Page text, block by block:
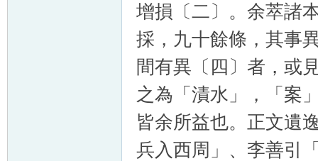
增損〔二〕。余萃諸
採，九十餘條，其事
間有異〔四〕者，或
之為「漬水」，「案
皆余所益也。正文遺
兵入西周」、李善引